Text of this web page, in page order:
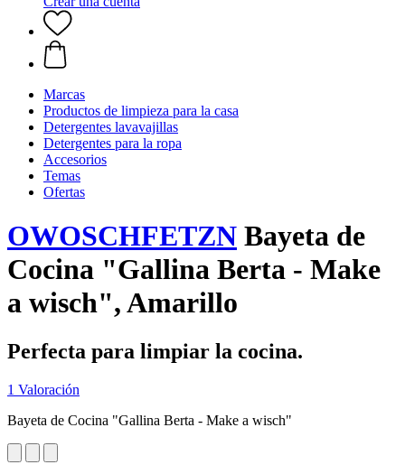
Marcas
Productos de limpieza para la casa
Detergentes lavavajillas
Detergentes para la ropa
Accesorios
Temas
Ofertas
OWOSCHFETZN Bayeta de
Cocina "Gallina Berta - Make
a wisch", Amarillo
Perfecta para limpiar la cocina.
1 Valoración
Bayeta de Cocina "Gallina Berta - Make a wisch"